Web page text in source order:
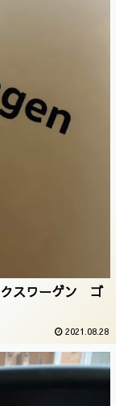
クスワーゲン ゴ
2021.08.28